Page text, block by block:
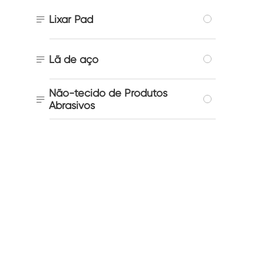
 Lixar Pad
 Lã de aço
 Não-tecido de Produtos
Abrasivos